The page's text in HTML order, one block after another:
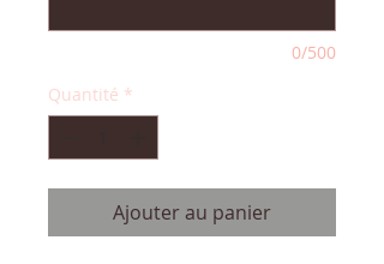
0/500
Quantité *
Ajouter au panier